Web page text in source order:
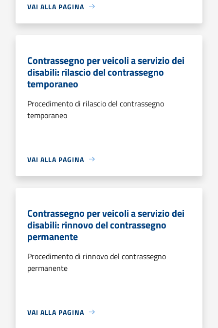
VAI ALLA PAGINA
Contrassegno per veicoli a servizio dei
disabili: rilascio del contrassegno
temporaneo
Procedimento di rilascio del contrassegno
temporaneo
VAI ALLA PAGINA
Contrassegno per veicoli a servizio dei
disabili: rinnovo del contrassegno
permanente
Procedimento di rinnovo del contrassegno
permanente
VAI ALLA PAGINA